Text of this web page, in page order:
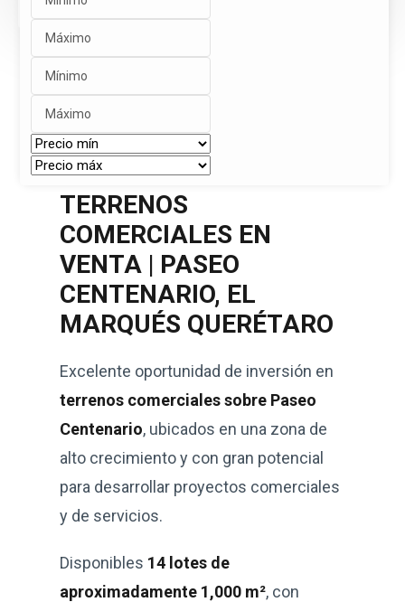
Venta
Descripción
TERRENOS
COMERCIALES EN
VENTA | PASEO
CENTENARIO, EL
MARQUÉS QUERÉTARO
Excelente oportunidad de inversión en
terrenos comerciales sobre Paseo
Centenario, ubicados en una zona de
alto crecimiento y con gran potencial
para desarrollar proyectos comerciales
y de servicios.
Disponibles 14 lotes de
aproximadamente 1,000 m², con